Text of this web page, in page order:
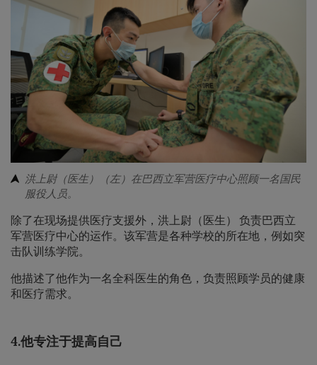
洪上尉（医生）（左）在巴西立军营医疗中心照顾一名国民
服役人员。
除了在现场提供医疗支援外，洪上尉（医生） 负责巴西立
军营医疗中心的运作。该军营是各种学校的所在地，例如突
击队训练学院。
他描述了他作为一名全科医生的角色，负责照顾学员的健康
和医疗需求。
4.他专注于提高自己